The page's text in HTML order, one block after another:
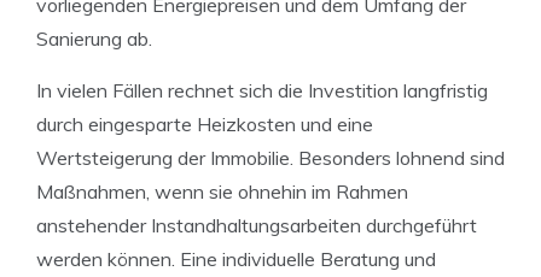
Sanierung ab.
In vielen Fällen rechnet sich die Investition langfristig
durch eingesparte Heizkosten und eine
Wertsteigerung der Immobilie. Besonders lohnend sind
Maßnahmen, wenn sie ohnehin im Rahmen
anstehender Instandhaltungsarbeiten durchgeführt
werden können. Eine individuelle Beratung und